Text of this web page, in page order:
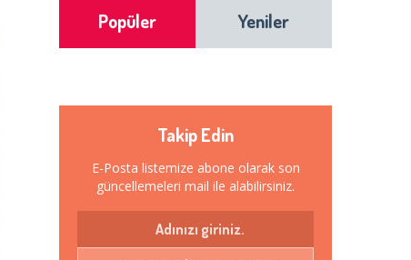
Popüler Yeniler
Takip Edin
E-Posta listemize abone olarak son
güncellemeleri mail ile alabilirsiniz.